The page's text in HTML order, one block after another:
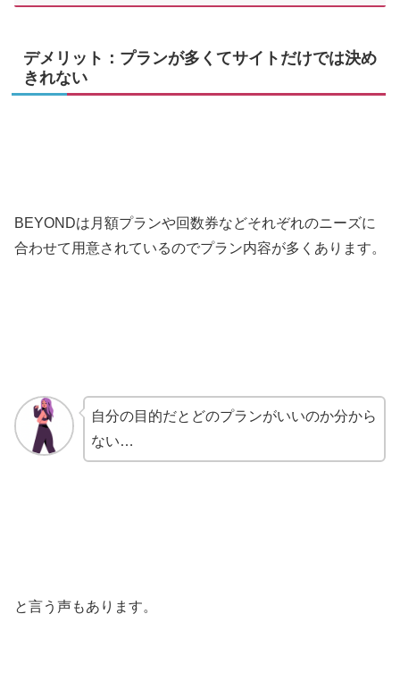
デメリット：プランが多くてサイトだけでは決め
きれない
BEYONDは月額プランや回数券などそれぞれのニーズに
合わせて用意されているのでプラン内容が多くあります。
自分の目的だとどのプランがいいのか分から
ない…
と言う声もあります。